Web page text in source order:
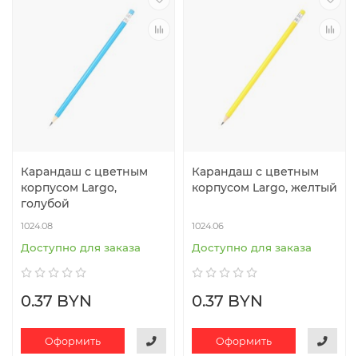
Карандаш с цветным
корпусом Largo,
голубой
1024.08
Доступно для заказа
0.37 BYN
Оформить
Карандаш с цветным
корпусом Largo, желтый
1024.06
Доступно для заказа
0.37 BYN
Оформить